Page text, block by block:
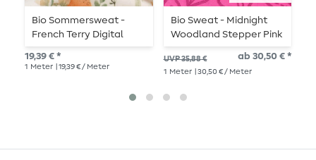
Bio Sommersweat -
French Terry Digital
Füchse Offwhite
19,39 € *
1 Meter | 19,39 € / Meter
Bio Sweat - Midnight
Woodland Stepper Pink
UVP 35,88 € ab 30,50 € *
1 Meter | 30,50 € / Meter